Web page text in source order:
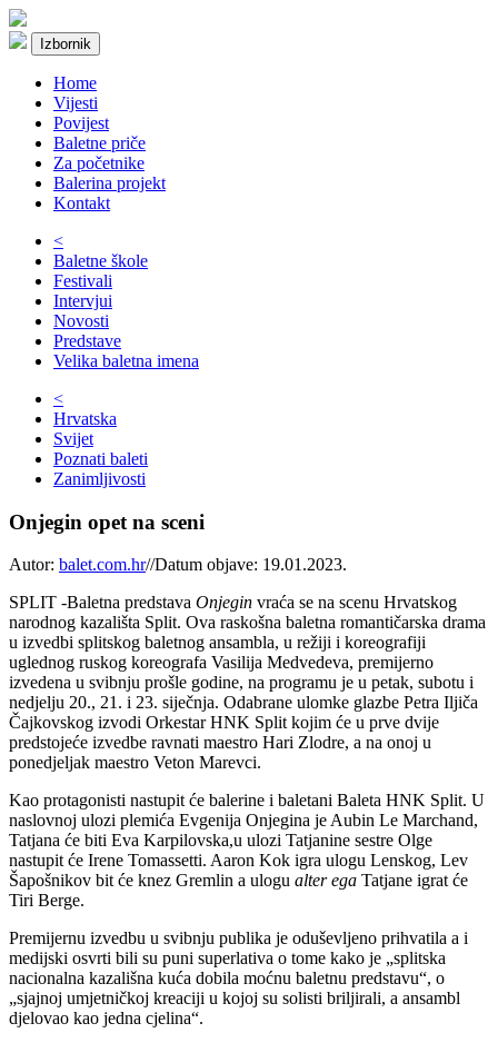
Izbornik
Home
Vijesti
Povijest
Baletne priče
Za početnike
Balerina projekt
Kontakt
<
Baletne škole
Festivali
Intervjui
Novosti
Predstave
Velika baletna imena
<
Hrvatska
Svijet
Poznati baleti
Zanimljivosti
Onjegin opet na sceni
Autor: balet.com.hr//Datum objave: 19.01.2023.
SPLIT -Baletna predstava Onjegin vraća se na scenu Hrvatskog
narodnog kazališta Split. Ova raskošna baletna romantičarska drama
u izvedbi splitskog baletnog ansambla, u režiji i koreografiji
uglednog ruskog koreografa Vasilija Medvedeva, premijerno
izvedena u svibnju prošle godine, na programu je u petak, subotu i
nedjelju 20., 21. i 23. siječnja. Odabrane ulomke glazbe Petra Iljiča
Čajkovskog izvodi Orkestar HNK Split kojim će u prve dvije
predstojeće izvedbe ravnati maestro Hari Zlodre, a na onoj u
ponedjeljak maestro Veton Marevci.
Kao protagonisti nastupit će balerine i baletani Baleta HNK Split. U
naslovnoj ulozi plemića Evgenija Onjegina je Aubin Le Marchand,
Tatjana će biti Eva Karpilovska,u ulozi Tatjanine sestre Olge
nastupit će Irene Tomassetti. Aaron Kok igra ulogu Lenskog, Lev
Šapošnikov bit će knez Gremlin a ulogu alter ega Tatjane igrat će
Tiri Berge.
Premijernu izvedbu u svibnju publika je oduševljeno prihvatila a i
medijski osvrti bili su puni superlativa o tome kako je „splitska
nacionalna kazališna kuća dobila moćnu baletnu predstavu“, o
„sjajnoj umjetničkoj kreaciji u kojoj su solisti briljirali, a ansambl
djelovao kao jedna cjelina“.